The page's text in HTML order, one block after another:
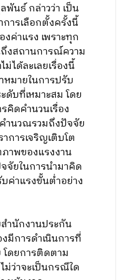
พันธ์ กล่าวว่า เป็น
ารเลือกตั้งครั้งนี้
งค่าแรง เพราะทุก
งสถานการณ์ความ
ม่ได้ละเลยเรื่องนี้
หมายในการปรับ
ดับที่เหมาะสม โดย
คิดคำนวนเรื่อง
ำนวณรวมถึงปัจจัย
การเจริญเติบโต
าพของแรงงาน
จัยในการนำมาคิด
ค่าแรงขั้นต่ำอย่าง
ำนักงานประกัน
มีการดำเนินการที่
โดยการติดตาม
ม่ว่าจะเป็นกรณีใด